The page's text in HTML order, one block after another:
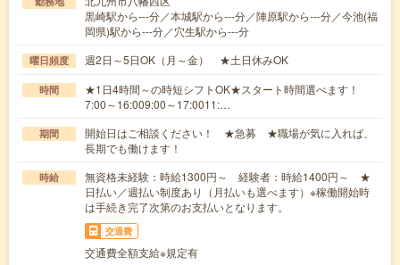
黒崎駅から---分／本城駅から---分／陣原駅から---分／今池(福
岡県)駅から---分／穴生駅から---分
曜日頻度 週2日～5日OK（月～金） ★土日休みOK
時間
★1日4時間～の時短シフトOK★スタート時間選べます！
7:00～16:009:00～17:0011:…
期間
開始日はご相談ください！ ★急募 ★職場が気に入れば、
長期でも働けます！
時給
無資格未経験：時給1300円～ 経験者：時給1400円～ ★
日払い／週払い制度あり（月払いも選べます）※稼働開始時
は手続き完了次第のお支払いとなります。
交通費
交通費全額支給※規定有